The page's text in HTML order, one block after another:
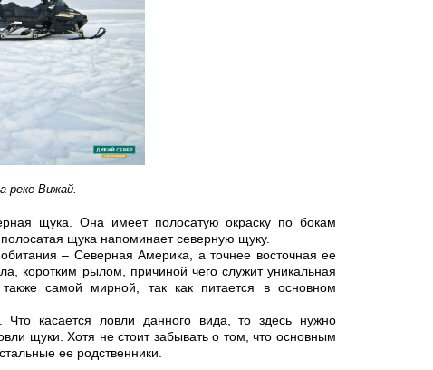
реке Вижай.
щука. Она имеет полосатую окраску по бокам
щука напоминает северную щуку.
– Северная Америка, а точнее восточная ее
коротким рылом, причиной чего служит уникальная
самой мирной, так как питается в основном
Что касается ловли данного вида, то здесь нужно
щуки. Хотя не стоит забывать о том, что основным
ее родственники.